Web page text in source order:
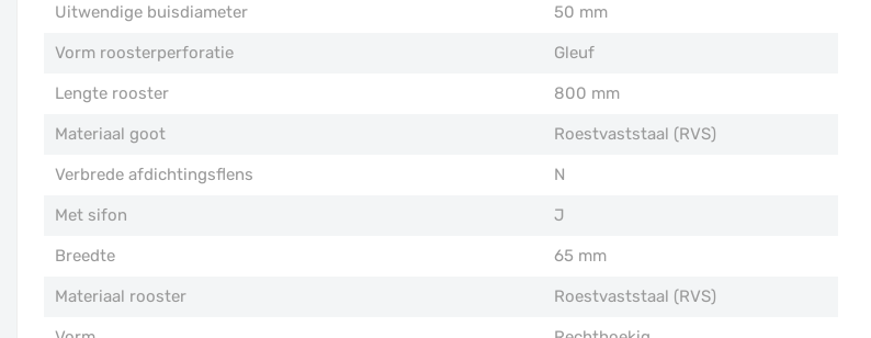
Uitwendige buisdiameter 50 mm
Vorm roosterperforatie Gleuf
Lengte rooster 800 mm
Materiaal goot Roestvaststaal (RVS)
Verbrede afdichtingsflens N
Met sifon J
Breedte 65 mm
Materiaal rooster Roestvaststaal (RVS)